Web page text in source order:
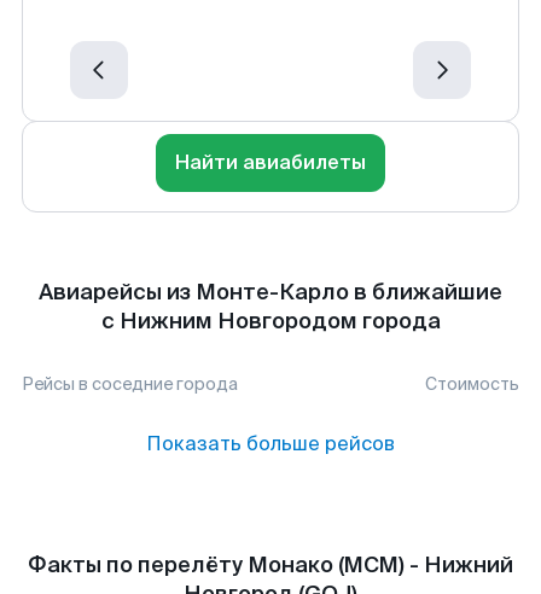
Найти авиабилеты
Авиарейсы из Монте-Карло в ближайшие
с Нижним Новгородом города
Рейсы в соседние города Стоимость
Показать больше рейсов
Факты по перелёту Монако (MCM) - Нижний